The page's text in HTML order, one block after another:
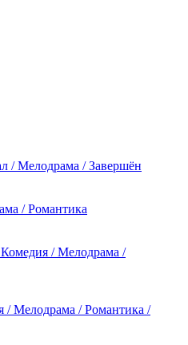
/ Мелодрама / Завершён
/ Романтика
/ Мелодрама /
/ Мелодрама / Романтика /